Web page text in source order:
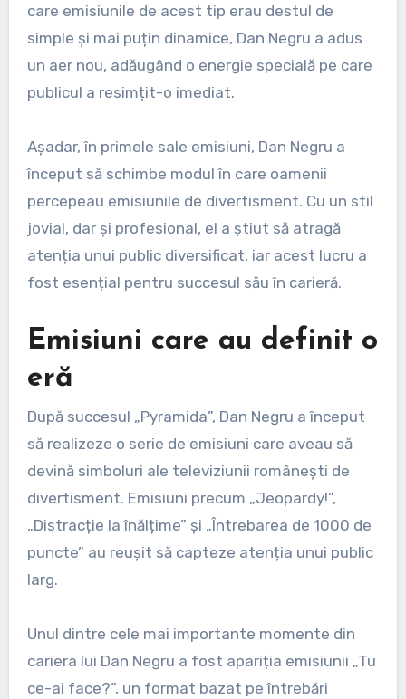
care emisiunile de acest tip erau destul de
simple și mai puțin dinamice, Dan Negru a adus
un aer nou, adăugând o energie specială pe care
publicul a resimțit-o imediat.
Așadar, în primele sale emisiuni, Dan Negru a
început să schimbe modul în care oamenii
percepeau emisiunile de divertisment. Cu un stil
jovial, dar și profesional, el a știut să atragă
atenția unui public diversificat, iar acest lucru a
fost esențial pentru succesul său în carieră.
Emisiuni care au definit o
eră
După succesul „Pyramida”, Dan Negru a început
să realizeze o serie de emisiuni care aveau să
devină simboluri ale televiziunii românești de
divertisment. Emisiuni precum „Jeopardy!”,
„Distracție la înălțime” și „Întrebarea de 1000 de
puncte” au reușit să capteze atenția unui public
larg.
Unul dintre cele mai importante momente din
cariera lui Dan Negru a fost apariția emisiunii „Tu
ce-ai face?”, un format bazat pe întrebări